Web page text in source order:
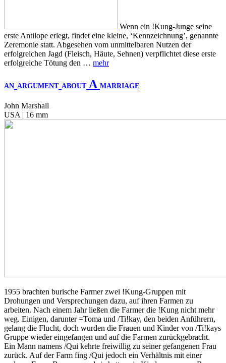
Wenn ein !Kung-Junge seine
erste Antilope erlegt, findet eine kleine, ‘Kennzeichnung’, genannte
Zeremonie statt. Abgesehen vom unmittelbaren Nutzen der
erfolgreichen Jagd (Fleisch, Häute, Sehnen) verpflichtet diese erste
erfolgreiche Tötung den … mehr
AN ARGUMENT ABOUTA MARRIAGE
John Marshall
USA | 16 mm
1955 brachten burische Farmer zwei !Kung-Gruppen mit
Drohungen und Versprechungen dazu, auf ihren Farmen zu
arbeiten. Nach einem Jahr ließen die Farmer die !Kung nicht mehr
weg. Einigen, darunter =Toma und /Ti!kay, den beiden Anführern,
gelang die Flucht, doch wurden die Frauen und Kinder von /Ti!kays
Gruppe wieder eingefangen und auf die Farmen zurückgebracht.
Ein Mann namens /Qui kehrte freiwillig zu seiner gefangenen Frau
zurück. Auf der Farm fing /Qui jedoch ein Verhältnis mit einer